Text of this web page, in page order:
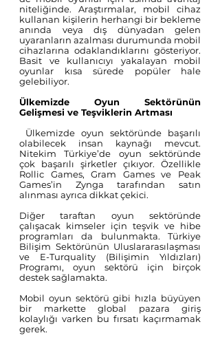
niteliğinde. Araştırmalar, mobil cihaz
kullanan kişilerin herhangi bir bekleme
anında veya dış dünyadan gelen
uyaranların azalması durumunda mobil
cihazlarına odaklandıklarını gösteriyor.
Basit ve kullanıcıyı yakalayan mobil
oyunlar kısa sürede popüler hale
gelebiliyor.
Ülkemizde Oyun Sektörünün
Gelişmesi ve Teşviklerin Artması
olabilecek insan kaynağı mevcut.
Nitekim Türkiye’de oyun sektöründe
çok başarılı şirketler çıkıyor. Özellikle
Rollic Games, Gram Games ve Peak
Games’in Zynga tarafından satın
alınması ayrıca dikkat çekici.
Diğer taraftan oyun sektöründe
çalışacak kimseler için teşvik ve hibe
programları da bulunmakta. Türkiye
Bilişim Sektörünün Uluslararasılaşması
ve E-Turquality (Bilişimin Yıldızları)
Programı, oyun sektörü için birçok
destek sağlamakta.
Mobil oyun sektörü gibi hızla büyüyen
bir markette global pazara giriş
kolaylığı varken bu fırsatı kaçırmamak
gerek.